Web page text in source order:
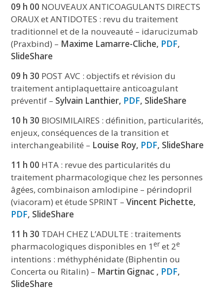
09 h 00 NOUVEAUX ANTICOAGULANTS DIRECTS
ORAUX et ANTIDOTES : revu du traitement
traditionnel et de la nouveauté – idarucizumab
(Praxbind) – Maxime Lamarre-Cliche, PDF,
SlideShare
09 h 30 POST AVC : objectifs et révision du
traitement antiplaquettaire anticoagulant
préventif – Sylvain Lanthier, PDF, SlideShare
10 h 30 BIOSIMILAIRES : définition, particularités,
enjeux, conséquences de la transition et
interchangeabilité – Louise Roy, PDF, SlideShare
11 h 00 HTA : revue des particularités du
traitement pharmacologique chez les personnes
âgées, combinaison amlodipine – périndopril
(viacoram) et étude SPRINT –Vincent Pichette,
PDF, SlideShare
11 h 30 TDAH CHEZ L’ADULTE : traitements
pharmacologiques disponibles en 1eret 2e
intentions : méthyphénidate (Biphentin ou
Concerta ou Ritalin) – Martin Gignac , PDF,
SlideShare